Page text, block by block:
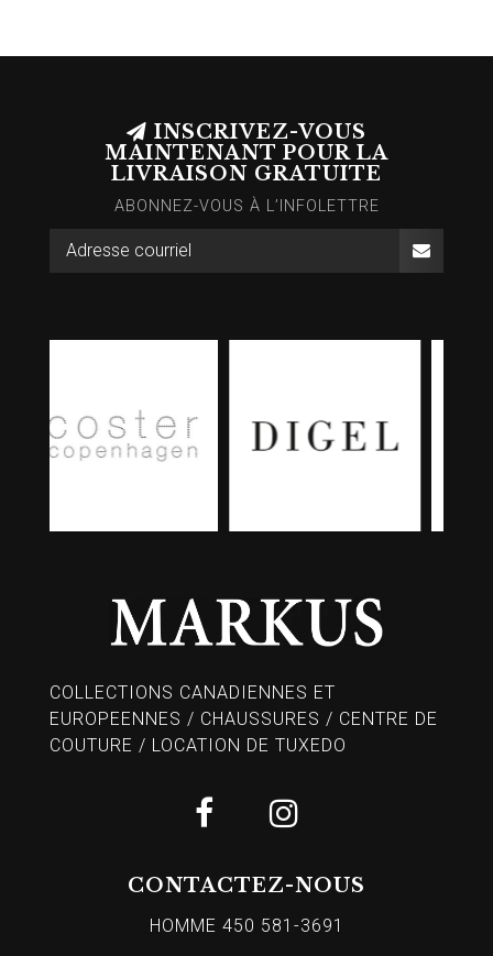
INSCRIVEZ-VOUS
MAINTENANT POUR LA
LIVRAISON GRATUITE
ABONNEZ-VOUS À L’INFOLETTRE
COLLECTIONS CANADIENNES ET
EUROPEENNES / CHAUSSURES / CENTRE DE
COUTURE / LOCATION DE TUXEDO
CONTACTEZ-NOUS
HOMME 450 581-3691